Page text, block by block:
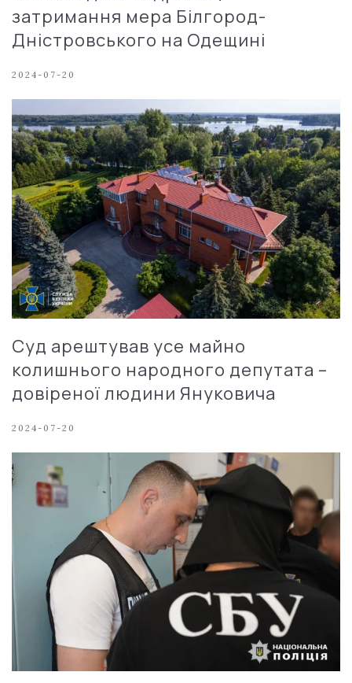
затримання мера Білгород-
Дністровського на Одещині
2024-07-20
Суд арештував усе майно
колишнього народного депутата –
довіреної людини Януковича
2024-07-20